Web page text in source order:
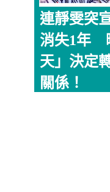
連靜雯突
消失1年
天」決定
關係！